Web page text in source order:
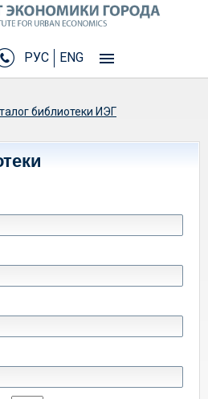
РУС ENG
библиотеки ИЭГ